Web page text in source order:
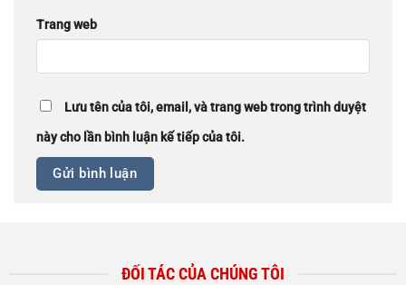
Trang web
Lưu tên của tôi, email, và trang web trong trình duyệt
này cho lần bình luận kế tiếp của tôi.
ĐỐI TÁC CỦA CHÚNG TÔI